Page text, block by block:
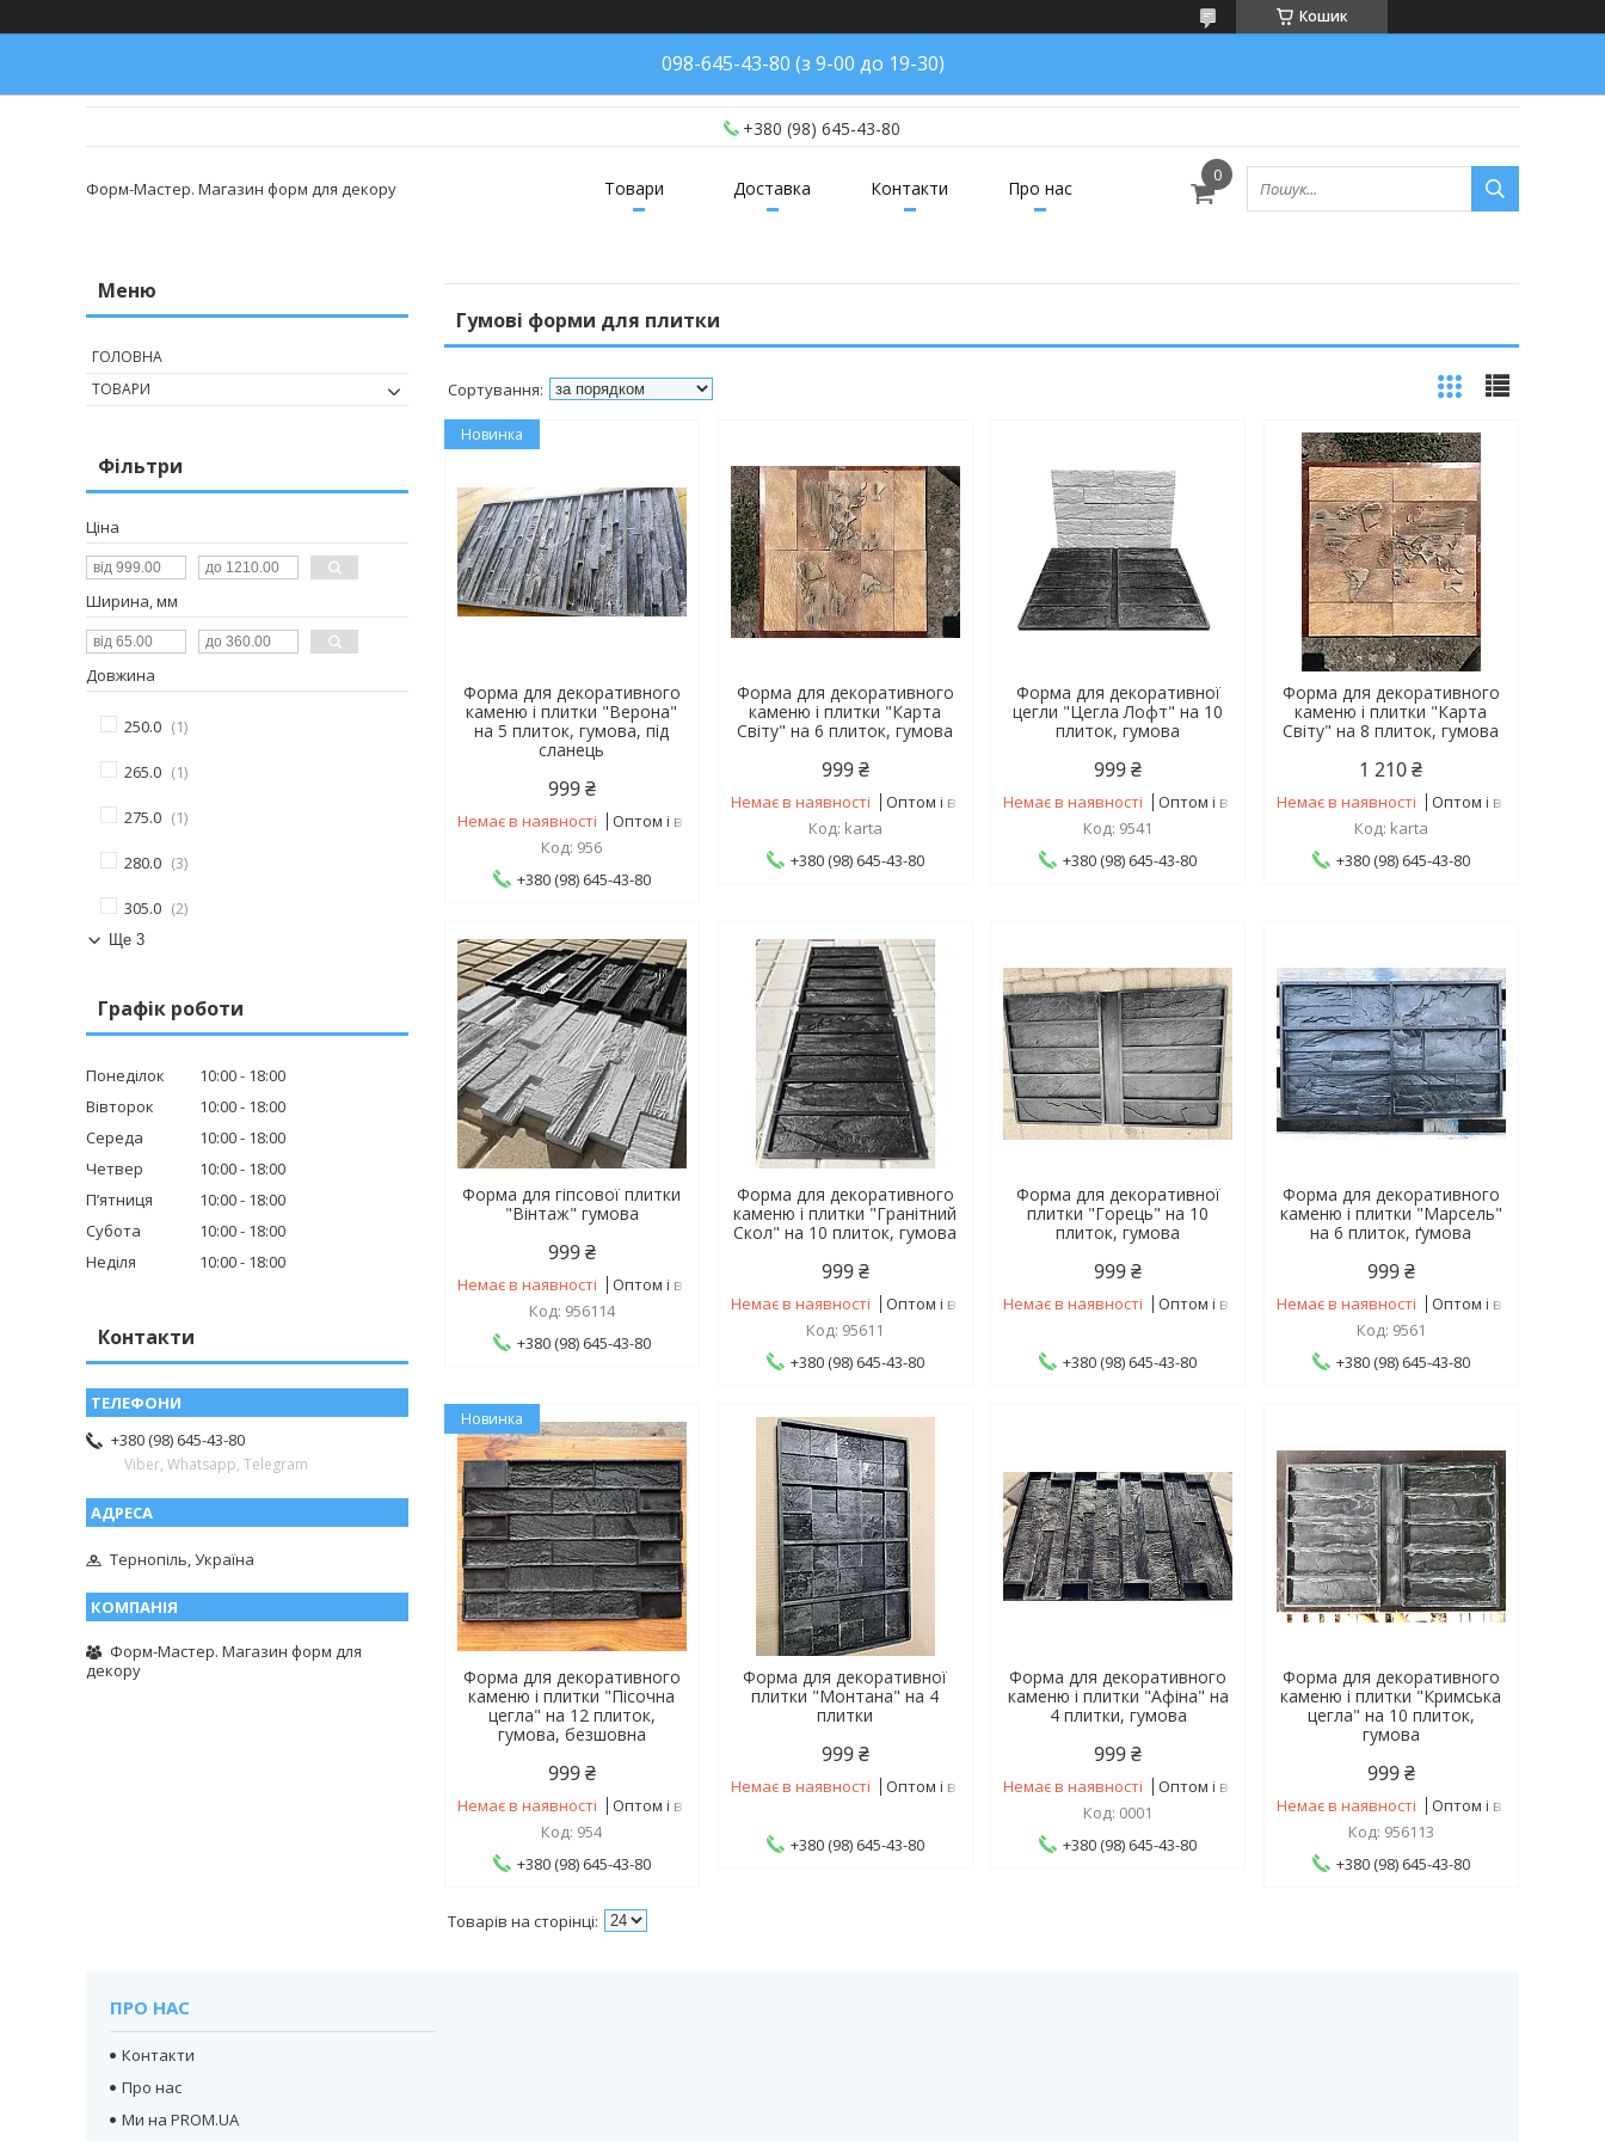
Кошик
098-645-43-80 (з 9-00 до 19-30)
+380 (98) 645-43-80
Форм-Мастер. Магазин форм для декору Товари Доставка Контакти Про нас
Гумові форми для плитки
Новинка
Форма для декоративного
каменю і плитки "Верона"
на 5 плиток, гумова, під
сланець
999 ₴
Немає в наявності
Оптом і в роздріб
956
+380 (98) 645-43-80
Форма для декоративного
каменю і плитки "Карта
Світу" на 6 плиток, гумова
999 ₴
Немає в наявності
Оптом і в роздріб
karta
+380 (98) 645-43-80
Форма для декоративної
цегли "Цегла Лофт" на 10
плиток, гумова
999 ₴
Немає в наявності
Оптом і в роздріб
9541
+380 (98) 645-43-80
Форма для декоративного
каменю і плитки "Карта
Світу" на 8 плиток, гумова
1 210 ₴
Немає в наявності
Оптом і в роздріб
karta
+380 (98) 645-43-80
Форма для гіпсової плитки
"Вінтаж" гумова
999 ₴
Немає в наявності
Оптом і в роздріб
956114
+380 (98) 645-43-80
Форма для декоративного
каменю і плитки "Гранітний
Скол" на 10 плиток, гумова
999 ₴
Немає в наявності
Оптом і в роздріб
95611
+380 (98) 645-43-80
Форма для декоративної
плитки "Горець" на 10
плиток, гумова
999 ₴
Немає в наявності Оптом і в роздріб
+380 (98) 645-43-80
Форма для декоративного
каменю і плитки "Марсель"
на 6 плиток, ґумова
999 ₴
Немає в наявності
Оптом і в роздріб
9561
+380 (98) 645-43-80
Новинка
Форма для декоративного
каменю і плитки "Пісочна
цегла" на 12 плиток,
гумова, безшовна
999 ₴
Немає в наявності
Оптом і в роздріб
954
+380 (98) 645-43-80
Форма для декоративної
плитки "Монтана" на 4
плитки
999 ₴
Немає в наявності Оптом і в роздріб
+380 (98) 645-43-80
Форма для декоративного
каменю і плитки "Афіна" на
4 плитки, гумова
999 ₴
Немає в наявності
Оптом і в роздріб
0001
+380 (98) 645-43-80
Форма для декоративного
каменю і плитки "Кримська
цегла" на 10 плиток,
гумова
999 ₴
Немає в наявності
Оптом і в роздріб
956113
+380 (98) 645-43-80
ГОЛОВНА
ТОВАРИ
Фільтри
Ціна
Ширина, мм
Довжина
250.0 1
265.0 1
275.0 1
280.0 3
305.0 2
Ще 3
Графік роботи
Понеділок 10:00
18:00
Вівторок
10:00
18:00
Середа
10:00
18:00
Четвер
10:00
18:00
Пʼятниця
10:00
18:00
Субота
10:00
18:00
Неділя
10:00 18:00
Контакти
+380 (98) 645-43-80
Viber, Whatsapp, Telegram
Тернопіль, Україна
Форм-Мастер. Магазин форм для
декору
ПРО НАС
Контакти
Про нас
Ми на PROM.UA